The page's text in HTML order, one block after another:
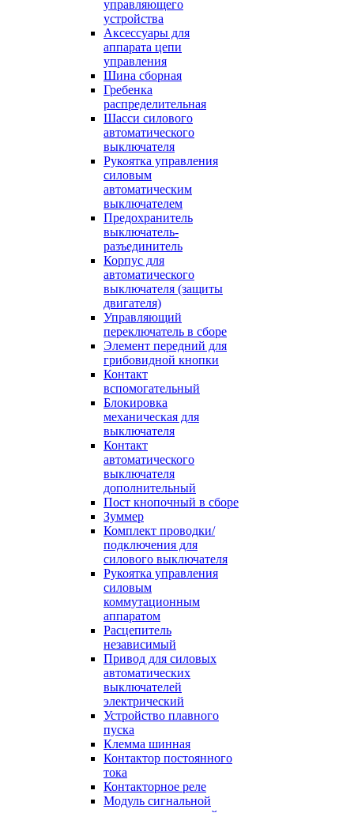
управляющего
устройства
Аксессуары для
аппарата цепи
управления
Шина сборная
Гребенка
распределительная
Шасси силового
автоматического
выключателя
Рукоятка управления
силовым
автоматическим
выключателем
Предохранитель
выключатель-
разъединитель
Корпус для
автоматического
выключателя (защиты
двигателя)
Управляющий
переключатель в сборе
Элемент передний для
грибовидной кнопки
Контакт
вспомогательный
Блокировка
механическая для
выключателя
Контакт
автоматического
выключателя
дополнительный
Пост кнопочный в сборе
Зуммер
Комплект проводки/
подключения для
силового выключателя
Рукоятка управления
силовым
коммутационным
аппаратом
Расцепитель
независимый
Привод для силовых
автоматических
выключателей
электрический
Устройство плавного
пуска
Клемма шинная
Контактор постоянного
тока
Контакторное реле
Модуль сигнальной